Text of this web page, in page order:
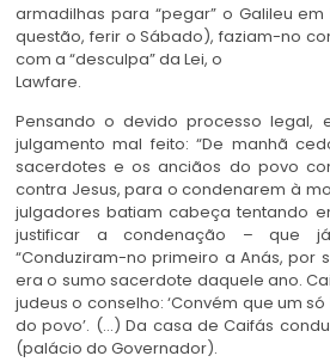
armadilhas para “pegar” o Galileu
questão, ferir o Sábado), faziam-no
com a “desculpa” da Lei, o
Lawfare.
Pensando o devido processo legal,
julgamento mal feito: “De manhã
sacerdotes e os anciãos do povo
contra Jesus, para o condenarem à
julgadores batiam cabeça tentando
justificar a condenação – que já
“Conduziram-no primeiro a Anás, por
era o sumo sacerdote daquele ano.
judeus o conselho: ‘Convém que um
do povo’. (…) Da casa de Caifás
(palácio do Governador).